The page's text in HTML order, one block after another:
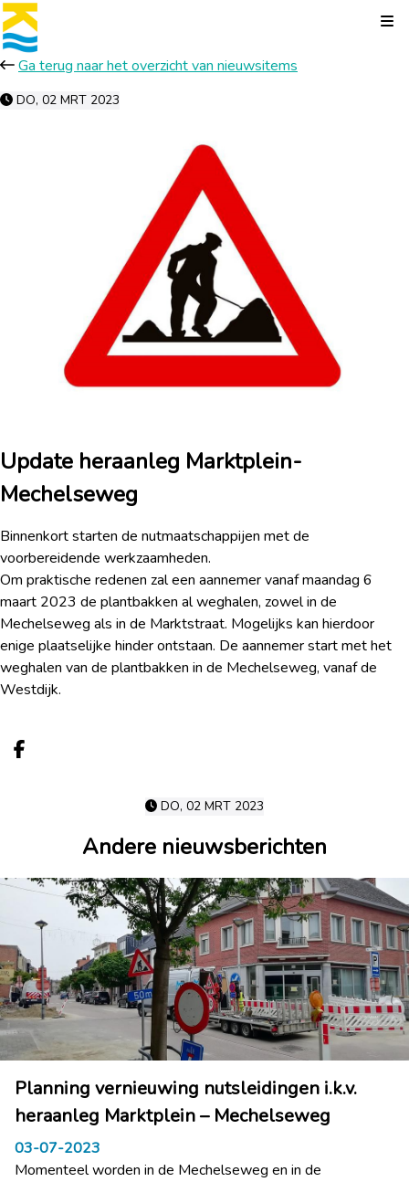
Ga terug naar het overzicht van nieuwsitems
DO, 02 MRT 2023
Update heraanleg Marktplein-
Mechelseweg
Binnenkort starten de nutmaatschappijen met de
voorbereidende werkzaamheden.
Om praktische redenen zal een aannemer vanaf maandag 6
maart 2023 de plantbakken al weghalen, zowel in de
Mechelseweg als in de Marktstraat. Mogelijks kan hierdoor
enige plaatselijke hinder ontstaan. De aannemer start met het
weghalen van de plantbakken in de Mechelseweg, vanaf de
Westdijk.
Deel op facebook
DO, 02 MRT 2023
Andere nieuwsberichten
Planning vernieuwing nutsleidingen i.k.v.
heraanleg Marktplein – Mechelseweg
03-07-2023
Momenteel worden in de Mechelseweg en in de